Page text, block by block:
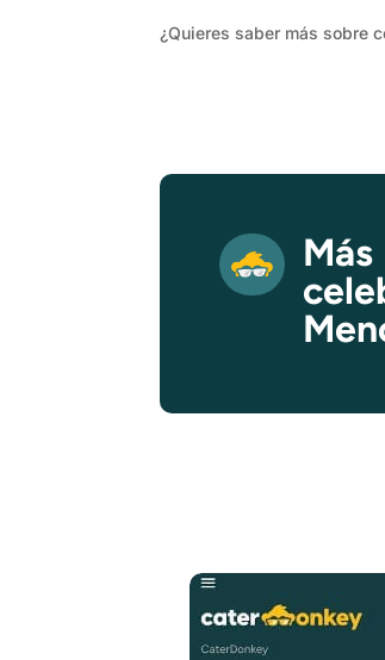
¿Quieres saber más sobre
Más